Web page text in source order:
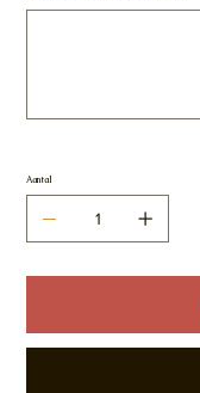
Aantal